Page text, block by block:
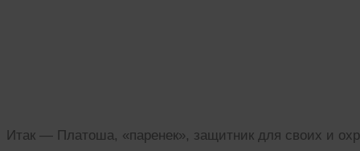
Итак — Платоша, «паренек», защитник для своих и